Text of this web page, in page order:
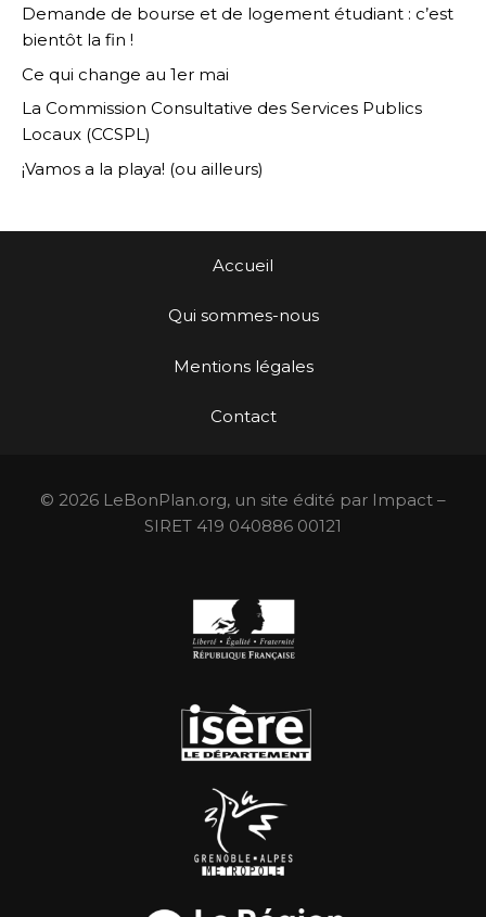
Demande de bourse et de logement étudiant : c’est
bientôt la fin !
Ce qui change au 1er mai
La Commission Consultative des Services Publics
Locaux (CCSPL)
¡Vamos a la playa! (ou ailleurs)
Accueil
Qui sommes-nous
Mentions légales
Contact
© 2026 LeBonPlan.org, un site édité par Impact –
SIRET 419 040886 00121